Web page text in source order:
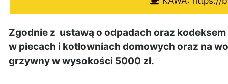
Zgodnie z ustawą o odpadach oraz
w piecach i kotłowniach domowych oraz na
grzywny w wysokości 5000 zł.